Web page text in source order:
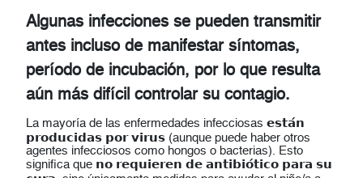
Algunas infecciones se pueden transmitir
antes incluso de manifestar síntomas,
período de incubación, por lo que resulta
aún más difícil controlar su contagio.
La mayoría de las enfermedades infecciosas 𝗲𝘀𝘁𝗮́𝗻
𝗽𝗿𝗼𝗱𝘂𝗰𝗶𝗱𝗮𝘀 𝗽𝗼𝗿 𝘃𝗶𝗿𝘂𝘀 (aunque puede haber otros
agentes infecciosos como hongos o bacterias). Esto
significa que 𝗻𝗼 𝗿𝗲𝗾𝘂𝗶𝗲𝗿𝗲𝗻 𝗱𝗲 𝗮𝗻𝘁𝗶𝗯𝗶𝗼́𝘁𝗶𝗰𝗼 𝗽𝗮𝗿𝗮 𝘀𝘂